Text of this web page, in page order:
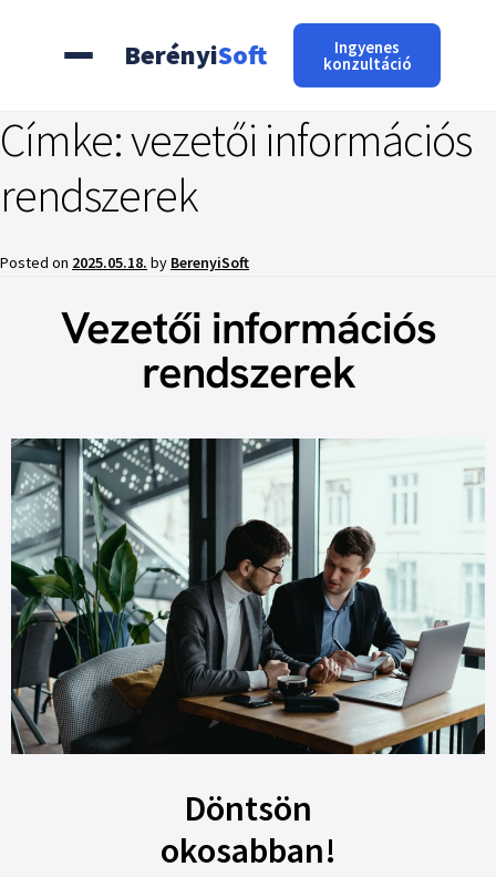
BerényiSoft Ingyenes
konzultáció
Címke:vezetői információs
rendszerek
Posted on 2025.05.18. by BerenyiSoft
Vezetői információs
rendszerek
Döntsön
okosabban!